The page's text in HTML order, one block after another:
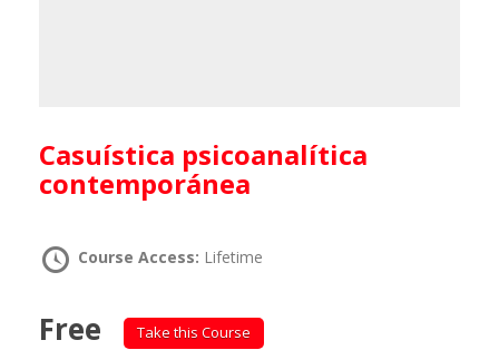
Casuística psicoanalítica
contemporánea
Course Access: Lifetime
Free Take this Course